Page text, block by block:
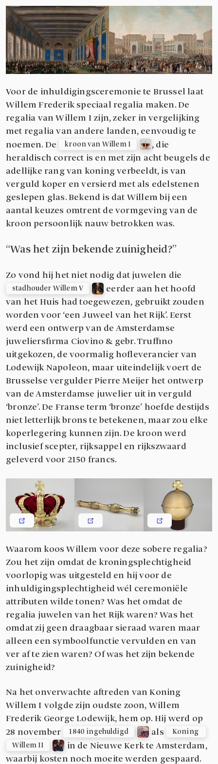
Voor de inhuldigingsceremonie te Brussel laat
Willem Frederik speciaal regalia maken. De
regalia van Willem I zijn, zeker in vergelijking
met regalia van andere landen, eenvoudig te
noemen. De
kroon van Willem I
, die
heraldisch correct is en met zijn acht beugels de
adellijke rang van koning verbeeldt, is van
verguld koper en versierd met als edelstenen
geslepen glas. Bekend is dat Willem bij een
aantal keuzes omtrent de vormgeving van de
kroon persoonlijk nauw betrokken was.
Was het zijn bekende zuinigheid?
Zo vond hij het niet nodig dat juwelen die
stadhouder Willem V
eerder aan het hoofd
van het Huis had toegewezen, gebruikt zouden
worden voor ‘een Juweel van het Rijk’. Eerst
werd een ontwerp van de Amsterdamse
juweliersfirma Ciovino & gebr. Truffino
uitgekozen, de voormalig hofleverancier van
Lodewijk Napoleon, maar uiteindelijk voert de
Brusselse vergulder Pierre Meijer het ontwerp
van de Amsterdamse juwelier uit in verguld
‘bronze’. De Franse term ‘bronze’ hoefde destijds
niet letterlijk brons te betekenen, maar zou elke
koperlegering kunnen zijn. De kroon werd
inclusief scepter, rijksappel en rijkszwaard
geleverd voor 2150 francs.
Waarom koos Willem voor deze sobere regalia?
Zou het zijn omdat de kroningsplechtigheid
voorlopig was uitgesteld en hij voor de
inhuldigingsplechtigheid wél ceremoniële
attributen wilde tonen? Was het omdat de
regalia juwelen van het Rijk waren? Was het
omdat zij geen draagbaar sieraad waren maar
alleen een symboolfunctie vervulden en van
ver af te zien waren? Of was het zijn bekende
zuinigheid?
Na het onverwachte aftreden van Koning
Willem I volgde zijn oudste zoon, Willem
Frederik George Lodewijk, hem op. Hij werd op
28 november
1840 ingehuldigd als
Koning
Willem II
in de Nieuwe Kerk te Amsterdam,
waarbij kosten noch moeite werden gespaard.